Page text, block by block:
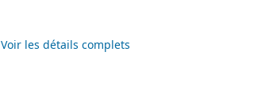
Voir les détails complets